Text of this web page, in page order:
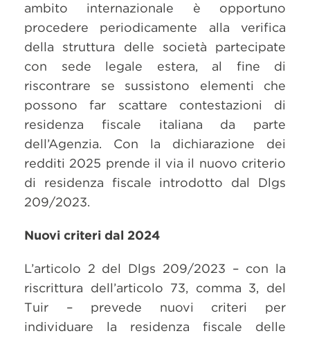
ambito internazionale è opportuno
procedere periodicamente alla verifica
della struttura delle società partecipate
con sede legale estera, al fine di
riscontrare se sussistono elementi che
possono far scattare contestazioni di
residenza fiscale italiana da parte
dell’Agenzia. Con la dichiarazione dei
redditi 2025 prende il via il nuovo criterio
di residenza fiscale introdotto dal Dlgs
209/2023.
Nuovi criteri dal 2024
L’articolo 2 del Dlgs 209/2023 – con la
riscrittura dell’articolo 73, comma 3, del
Tuir – prevede nuovi criteri per
individuare la residenza fiscale delle